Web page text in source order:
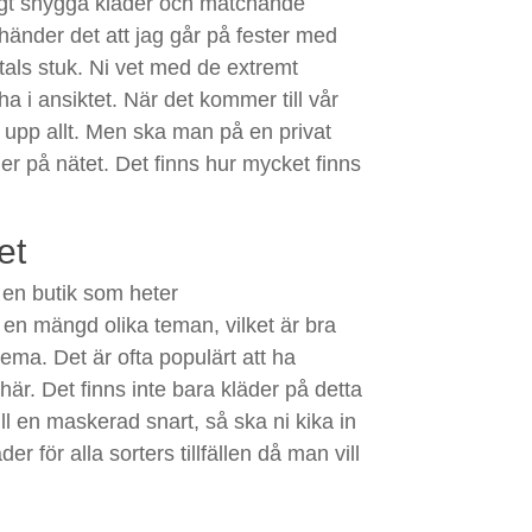
det att jag går på fester med
stuk. Ni vet med de extremt
i ansiktet. När det kommer till vår
allt. Men ska man på en privat
på nätet. Det finns hur mycket finns
butik som heter
mängd olika teman, vilket är bra
Det är ofta populärt att ha
Det finns inte bara kläder på detta
en maskerad snart, så ska ni kika in
för alla sorters tillfällen då man vill